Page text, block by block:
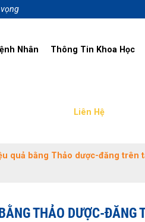
Nhân Thông Tin Khoa Học
Liên Hệ
quả bằng Thảo dược-đăng
THẢO DƯỢC-ĐĂNG